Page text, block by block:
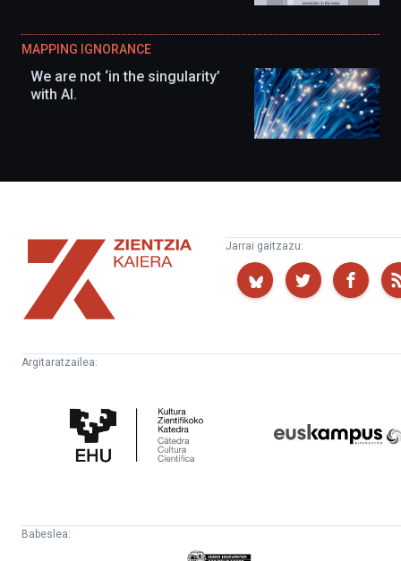
MAPPING IGNORANCE
We are not ‘in the singularity’
with AI.
Zientzia
Kaiera
Jarrai gaitzazu:
Argitaratzailea:
Zientifikoko
Katedra
Babeslea: